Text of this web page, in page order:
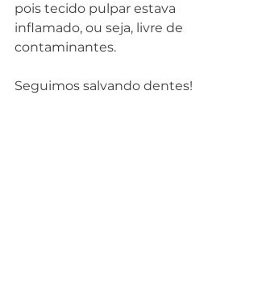
pois tecido pulpar estava
inflamado, ou seja, livre de
contaminantes.
Seguimos salvando dentes!